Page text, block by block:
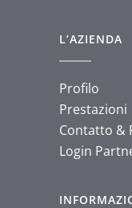
L’AZIENDA
Profilo
Prestazioni
Contatto &
Login